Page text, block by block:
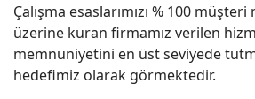
Çalışma esaslarımızı % 100
üzerine kuran firmamız verilen
memnuniyetini en üst seviyede
hedefimiz olarak görmektedir.